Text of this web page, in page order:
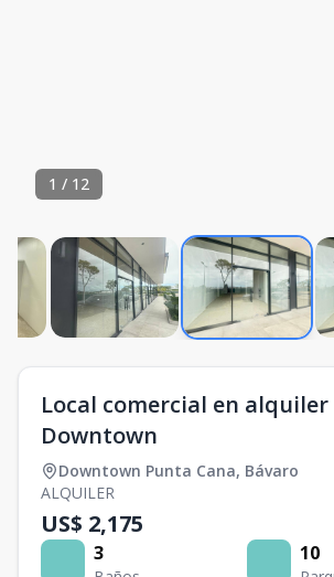
1 / 12
Local comercial en alquiler
Downtown
Downtown Punta Cana, Bávaro
ALQUILER
US$ 2,175
3 10